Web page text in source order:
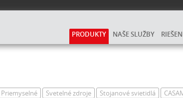
PRODUKTY
NAŠE SLUŽBY
Priemyselné Svetelné zdroje Stojanové svietidlá